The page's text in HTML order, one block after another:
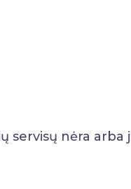
servisų nėra arba